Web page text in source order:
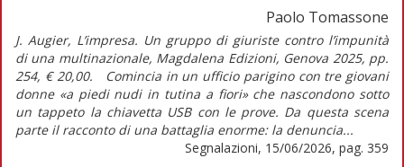
Paolo Tomassone
J. Augier, L’impresa. Un gruppo di giuriste contro l’impunità
di una multinazionale, Magdalena Edizioni, Genova 2025, pp.
254, € 20,00. Comincia in un ufficio parigino con tre giovani
donne «a piedi nudi in tutina a fiori» che nascondono sotto
un tappeto la chiavetta USB con le prove. Da questa scena
parte il racconto di una battaglia enorme: la denuncia...
Segnalazioni, 15/06/2026, pag. 359